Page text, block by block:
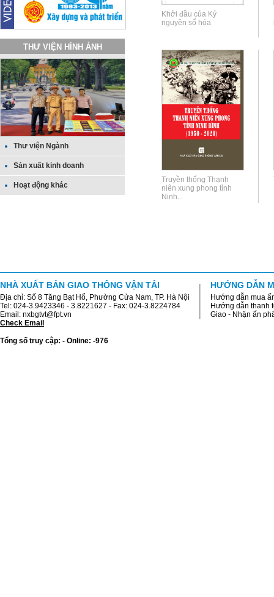
THƯ VIỆN HÌNH ẢNH
Thư viện Ngành
Sản xuất kinh doanh
Hoạt động khác
Khởi đầu của Kỷ
nguyên số hóa
Truyền thống Thanh
niên xung phong tỉnh
Ninh...
NHÀ XUẤT BẢN GIAO THÔNG VẬN TẢI
Địa chỉ: Số 8 Tăng Bạt Hổ, Phường Cửa Nam, TP. Hà Nội
Tel: 024-3.9423346 - 3.8221627 - Fax: 024-3.8224784
Email: nxbgtvt@fpt.vn
Check Email
Tổng số truy cập: - Online: -976
HƯỚNG DẪN
Hướng dẫn mua
Hướng dẫn thanh
Giao - Nhận ấn